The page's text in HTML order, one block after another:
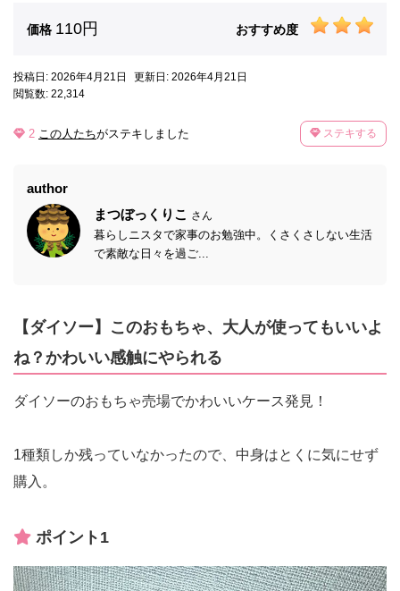
価格 110円 おすすめ度
投稿日: 2026年4月21日
更新日: 2026年4月21日
閲覧数: 22,314
2 この人たちがステキしました ステキする
author
まつぼっくりこ さん
暮らしニスタで家事のお勉強中。くさくさしない生活
で素敵な日々を過ご...
【ダイソー】このおもちゃ、大人が使ってもいいよ
ね？かわいい感触にやられる
ダイソーのおもちゃ売場でかわいいケース発見！
1種類しか残っていなかったので、中身はとくに気にせず
購入。
ポイント1